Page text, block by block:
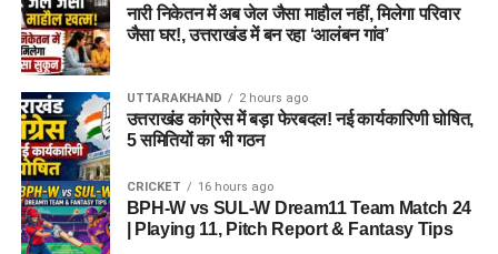
नारी निकेतन में अब जेल जैसा माहौल नहीं, मिलेगा परिवार
जैसा घर!, उत्तराखंड में बन रहा ‘आलंबन गांव’
UTTARAKHAND 2 hours ago
उत्तराखंड कांग्रेस में बड़ा फेरबदल! नई कार्यकारिणी घोषित,
5 समितियों का भी गठन
CRICKET 16 hours ago
BPH-W vs SUL-W Dream11 Team Match 24
| Playing 11, Pitch Report & Fantasy Tips